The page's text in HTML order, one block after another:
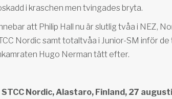
i kraschen men tvingades bryta.
att Philip Hall nu är slutlig tvåa i NEZ,
Nordic samt totaltvåa i Junior-SM inför
Hugo Nerman tätt efter.
Nordic, Alastaro, Finland, 27